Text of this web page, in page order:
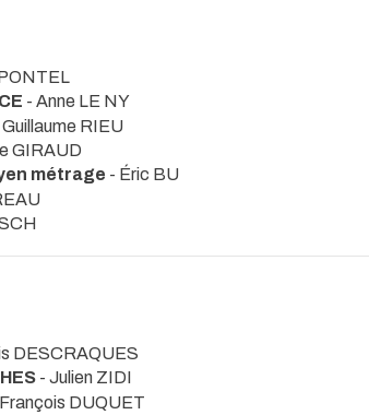
- Anne LE NY
Guillaume RIEU
GIRAUD
métrage - Éric BU
DESCRAQUES
- Julien ZIDI
DUQUET